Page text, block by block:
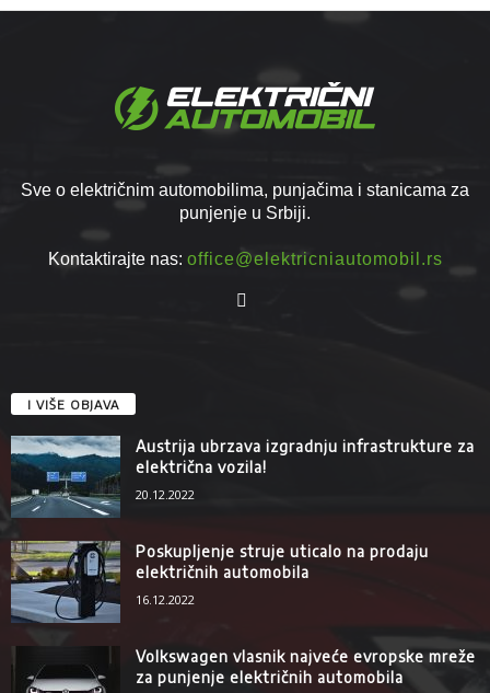
Sve o električnim automobilima, punjačima i stanicama za
punjenje u Srbiji.
Kontaktirajte nas: office@elektricniautomobil.rs
I VIŠE OBJAVA
Austrija ubrzava izgradnju infrastrukture za
električna vozila!
20.12.2022
Poskupljenje struje uticalo na prodaju
električnih automobila
16.12.2022
Volkswagen vlasnik najveće evropske mreže
za punjenje električnih automobila